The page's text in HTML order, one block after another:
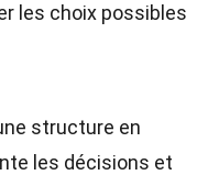
les choix possibles
structure en
les décisions et